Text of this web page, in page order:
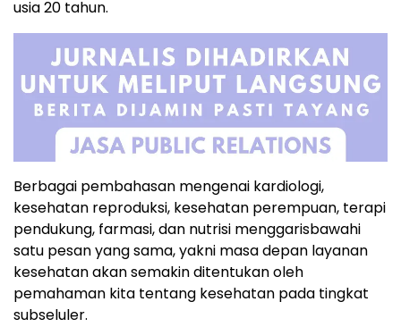
usia 20 tahun.
Berbagai pembahasan mengenai kardiologi,
kesehatan reproduksi, kesehatan perempuan, terapi
pendukung, farmasi, dan nutrisi menggarisbawahi
satu pesan yang sama, yakni masa depan layanan
kesehatan akan semakin ditentukan oleh
pemahaman kita tentang kesehatan pada tingkat
subseluler.